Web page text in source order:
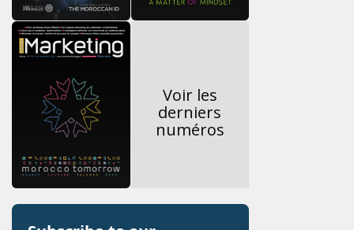
Voir les
derniers
numéros